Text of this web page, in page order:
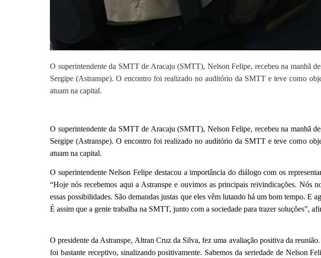
O superintendente da SMTT de Aracaju (SMTT), Nelson Felipe, recebeu na manhã
Sergipe (Astranspe). O encontro foi realizado no auditório da SMTT e teve como
atuam na capital.
O superintendente da SMTT de Aracaju (SMTT), Nelson Felipe, recebeu na manhã
Sergipe (Astranspe). O encontro foi realizado no auditório da SMTT e teve como
atuam na capital.
O superintendente Nelson Felipe destacou a importância do diálogo com os
“Hoje nós recebemos aqui a Astranspe e ouvimos as principais reivindicações. Nós
essas possibilidades. São demandas justas que eles vêm lutando há um bom tempo. E
É assim que a gente trabalha na SMTT, junto com a sociedade para trazer soluções”,
O presidente da Astranspe, Altran Cruz da Silva, fez uma avaliação positiva da
foi bastante receptivo, sinalizando positivamente. Sabemos da seriedade de Nelson